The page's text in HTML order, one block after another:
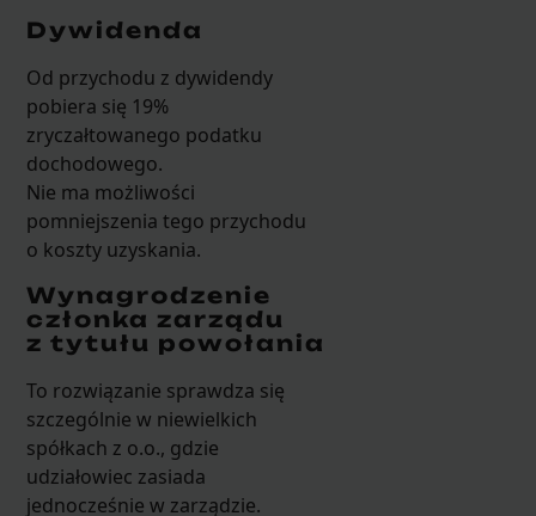
Dywidenda
Od przychodu z dywidendy
pobiera się 19%
zryczałtowanego podatku
dochodowego.
Nie ma możliwości
pomniejszenia tego przychodu
o koszty uzyskania.
Wynagrodzenie
członka zarządu
z tytułu powołania
To rozwiązanie sprawdza się
szczególnie w niewielkich
spółkach z o.o., gdzie
udziałowiec zasiada
jednocześnie w zarządzie.